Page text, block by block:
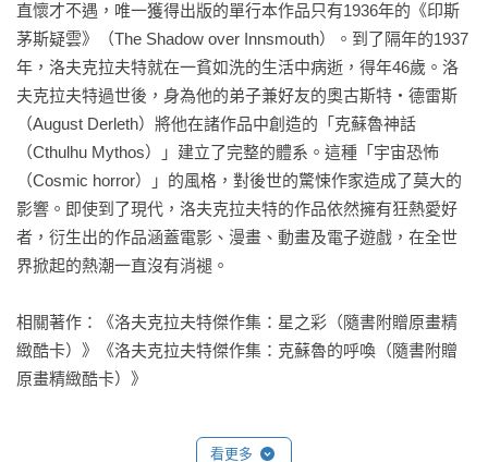
魔服侍的凱爾特神祇諾登斯，以及在克蘇魯神話中惡名昭彰的
外神使者奈亞拉索特普。
有趣的是，在這裡，作者本人的化身──藍道夫．卡特，會如同
神話故事中的英雄，循序漸進，帶領讀者深入幻夢境，首尾相
連，將各個段篇故事拼湊為一個完整的冒險歷程，打造出一個
如同《魔戒》般，精彩刺激的傳奇故事。
《無名之城》
好奇心害不死貓，卻容易害死跟在貓身後的人。
引領讀者進入洛夫克拉夫特作品中，那些致命獵奇的好奇心故
事。
事，好奇心的致命要素都已滲透進故事脈絡。與大眾對他筆下
直懷才不遇，唯一獲得出版的單行本作品只有1936年的《印斯
茅斯疑雲》（The Shadow over Innsmouth）。到了隔年的1937
年，洛夫克拉夫特就在一貧如洗的生活中病逝，得年46歲。洛
夫克拉夫特過世後，身為他的弟子兼好友的奧古斯特‧德雷斯
（August Derleth）將他在諸作品中創造的「克蘇魯神話
（Cthulhu Mythos）」建立了完整的體系。這種「宇宙恐怖
（Cosmic horror）」的風格，對後世的驚悚作家造成了莫大的
影響。即使到了現代，洛夫克拉夫特的作品依然擁有狂熱愛好
者，衍生出的作品涵蓋電影、漫畫、動畫及電子遊戲，在全世
界掀起的熱潮一直沒有消褪。
相關著作：《洛夫克拉夫特傑作集：星之彩（隨書附贈原畫精
緻酷卡）》《洛夫克拉夫特傑作集：克蘇魯的呼喚（隨書附贈
原畫精緻酷卡）》
看更多